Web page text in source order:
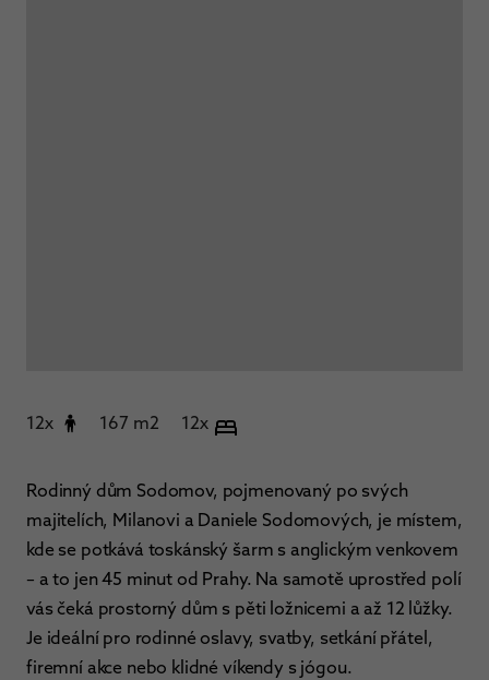
12x 167 m2 12x
Rodinný dům Sodomov, pojmenovaný po svých
majitelích, Milanovi a Daniele Sodomových, je místem,
kde se potkává toskánský šarm s anglickým venkovem
– a to jen 45 minut od Prahy. Na samotě uprostřed polí
vás čeká prostorný dům s pěti ložnicemi a až 12 lůžky.
Je ideální pro rodinné oslavy, svatby, setkání přátel,
firemní akce nebo klidné víkendy s jógou.